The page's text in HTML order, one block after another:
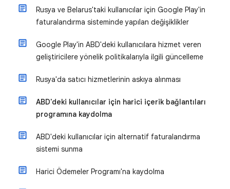
Rusya ve Belarus'taki kullanıcılar için Google Play'in
faturalandırma sisteminde yapılan değişiklikler
Google Play'in ABD'deki kullanıcılara hizmet veren
geliştiricilere yönelik politikalarıyla ilgili güncelleme
Rusya'da satıcı hizmetlerinin askıya alınması
ABD'deki kullanıcılar için harici içerik bağlantıları
programına kaydolma
ABD'deki kullanıcılar için alternatif faturalandırma
sistemi sunma
Harici Ödemeler Programı'na kaydolma